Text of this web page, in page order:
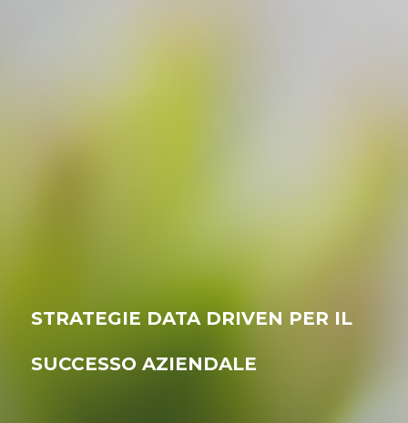
STRATEGIE DATA DRIVEN PER IL
SUCCESSO AZIENDALE